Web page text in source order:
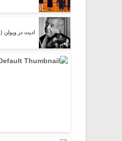
ادیت در ویولن (۱)